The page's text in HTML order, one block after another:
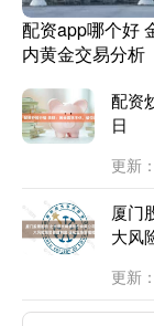
配资app哪个好
内黄金交易分析
配资
日
更新
厦门
大风
更新